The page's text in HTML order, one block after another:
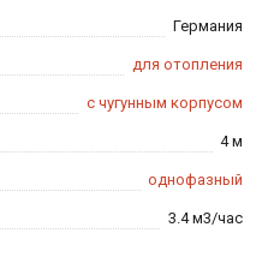
Германия
для отопления
с чугунным корпусом
4 м
однофазный
3.4 м3/час